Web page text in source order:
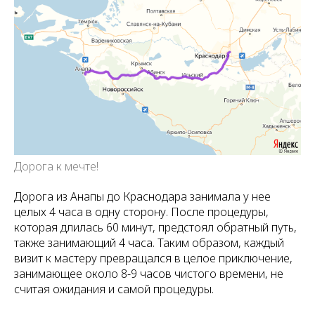
Дорога к мечте!
Дорога из Анапы до Краснодара занимала у нее
целых 4 часа в одну сторону. После процедуры,
которая длилась 60 минут, предстоял обратный путь,
также занимающий 4 часа. Таким образом, каждый
визит к мастеру превращался в целое приключение,
занимающее около 8-9 часов чистого времени, не
считая ожидания и самой процедуры.